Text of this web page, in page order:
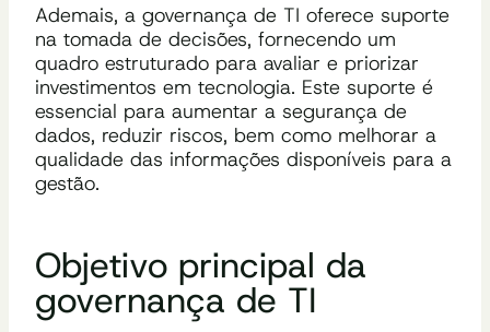
Ademais, a governança de TI oferece suporte
na tomada de decisões, fornecendo um
quadro estruturado para avaliar e priorizar
investimentos em tecnologia. Este suporte é
essencial para aumentar a segurança de
dados, reduzir riscos, bem como melhorar a
qualidade das informações disponíveis para a
gestão.
Objetivo principal da
governança de TI